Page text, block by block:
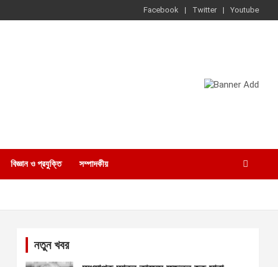
Facebook Twitter Youtube
বিজ্ঞান ও প্রযুক্তি সম্পাদকীয়
নতুন খবর